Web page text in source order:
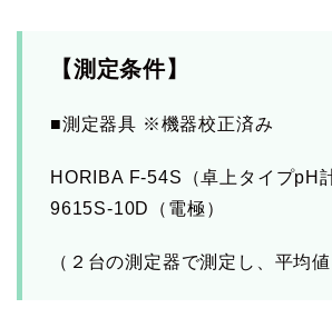
【測定条件】
■測定器具 ※機器校正済み
HORIBA F-54S（卓上タイプpH
9615S-10D（電極）
（２台の測定器で測定し、平均値